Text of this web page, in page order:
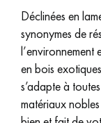
Déclinées en
synonymes de
l’environnement
en bois
s’adapte à
matériaux